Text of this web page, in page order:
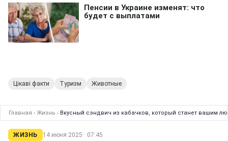
Цікаві факти Туризм Животные
Главная › Жизнь › Вкусный сэндвич из кабачков, который станет вашим
ЖИЗНЬ 14 июня 2025 · 07:45